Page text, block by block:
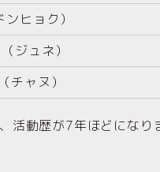
ンヒョク）
ジュネ）
チャヌ）
活動歴が7年ほどにな